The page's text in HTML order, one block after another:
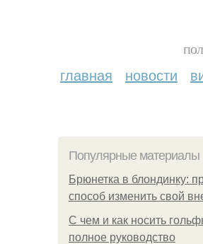
главная новости
Популярные материалы
Брюнетка в блондинку:
способ изменить свой
С чем и как носить
полное руководство